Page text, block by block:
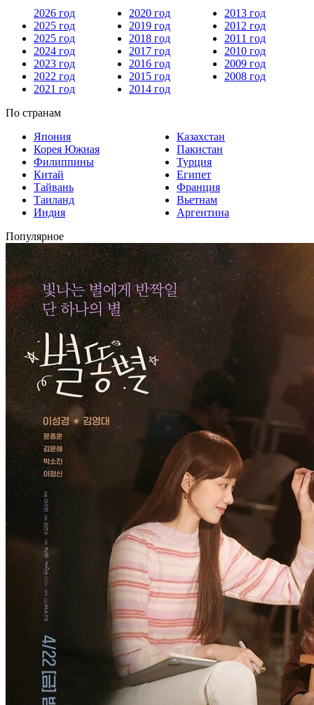
2026 год
2025 год
2025 год
2024 год
2023 год
2022 год
2021 год
2020 год
2019 год
2018 год
2017 год
2016 год
2015 год
2014 год
2013 год
2012 год
2011 год
2010 год
2009 год
2008 год
По странам
Япония
Корея Южная
Филиппины
Китай
Тайвань
Таиланд
Индия
Казахстан
Пакистан
Турция
Египет
Франция
Вьетнам
Аргентина
Популярное